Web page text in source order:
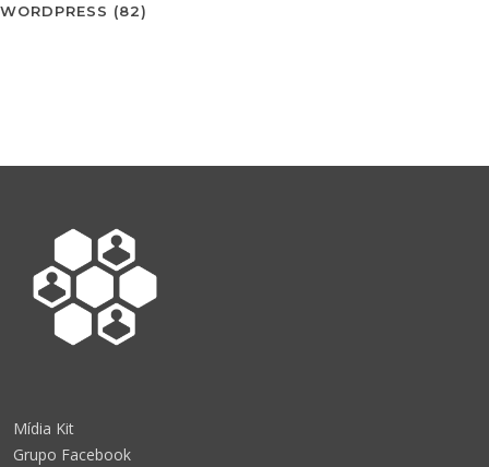
WORDPRESS (82)
Mídia Kit
Grupo Facebook